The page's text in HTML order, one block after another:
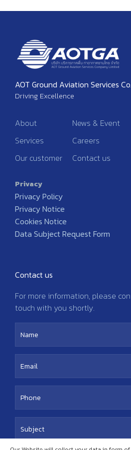
AOT Ground Aviation Services
Driving Excellence
About
Services
Our customer
News & Event
Careers
Contact us
Privacy
Privacy Policy
Privacy Notice
Cookies Notice
Data Subject Request Form
Contact us
For more information, please
touch with you shortly.